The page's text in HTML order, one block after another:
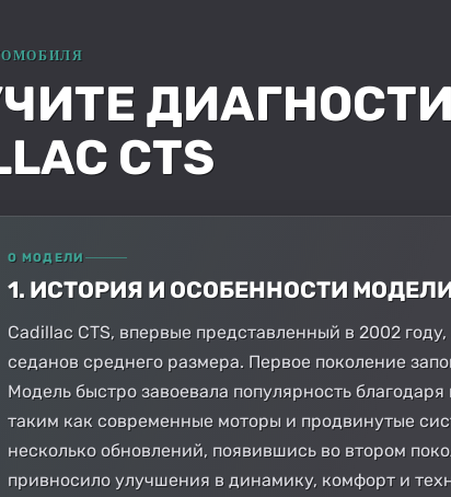
CTS
О МОДЕЛИ
1. ИСТОРИЯ И ОСОБЕННОСТИ
Cadillac CTS, впервые представленный в 2002
седанов среднего размера. Первое поколение
Модель быстро завоевала популярность
таким как современные моторы и продвинутые
несколько обновлений, появившись во втором
привносило улучшения в динамику, комфорт и